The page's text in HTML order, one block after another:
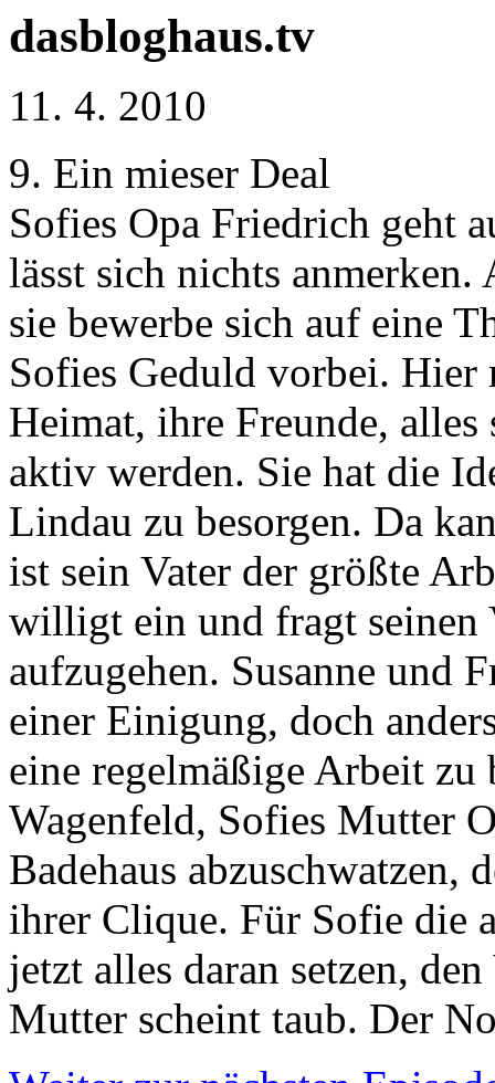
dasbloghaus.tv
11. 4. 2010
9. Ein mieser Deal
Sofies Opa Friedrich geht
lässt sich nichts
sie bewerbe sich auf eine
Sofies Geduld vorbei.
Heimat, ihre Freunde,
aktiv werden. Sie hat die
Lindau zu besorgen. Da
ist sein Vater der größte
willigt ein und fragt seinen
aufzugehen. Susanne und
einer Einigung, doch
eine regelmäßige Arbeit zu
Wagenfeld, Sofies Mutter
Badehaus
ihrer Clique. Für Sofie die
jetzt alles daran setzen,
Mutter scheint taub. Der